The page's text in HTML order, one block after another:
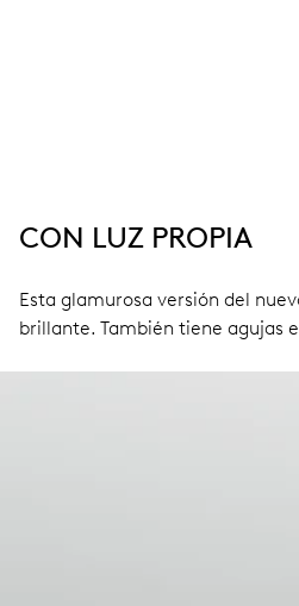
CON LUZ PROPIA
Esta glamurosa versión del
brillante. También tiene agujas